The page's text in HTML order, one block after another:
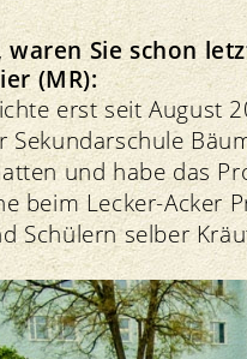
waren Sie schon
(MR):
erst seit August
Sekundarschule
und habe das
beim Lecker-Acker
Schülern selber